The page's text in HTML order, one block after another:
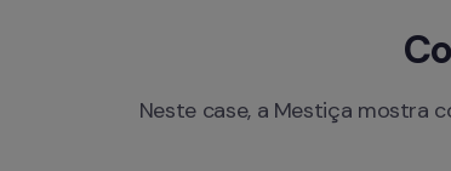
Neste case, a Mestiça mostra